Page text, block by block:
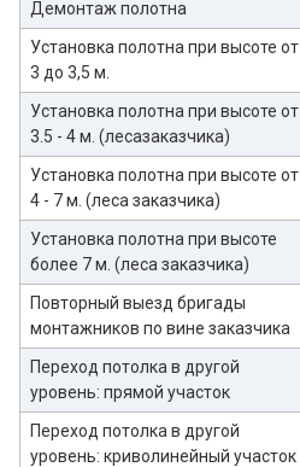
Демонтаж полотна
Установка полотна при высоте от
3 до 3,5 м.
Установка полотна при высоте от
3.5 - 4 м. (лесазаказчика)
Установка полотна при высоте от
4 - 7 м. (леса заказчика)
Установка полотна при высоте
более 7 м. (леса заказчика)
Повторный выезд бригады
монтажников по вине заказчика
Переход потолка в другой
уровень: прямой участок
Переход потолка в другой
уровень: криволинейный участок